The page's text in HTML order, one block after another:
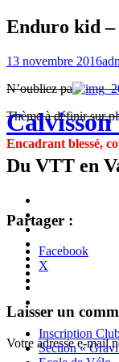
Du VTT en
2025/26
« Gravity »
Ecole
Vélo
4X
2026
Randuro
2026
Nous
Menu
Widgets
Recherche
Aller
au
Inscription
Section «
Enduro kid –
13 novembre 2016
N’oubliez pa
Thème à définir sur
Encadrant blessé,
Partager :
Facebook
X
Navigation
des
articles
←
→
Laisser un
Votre adresse e-mail